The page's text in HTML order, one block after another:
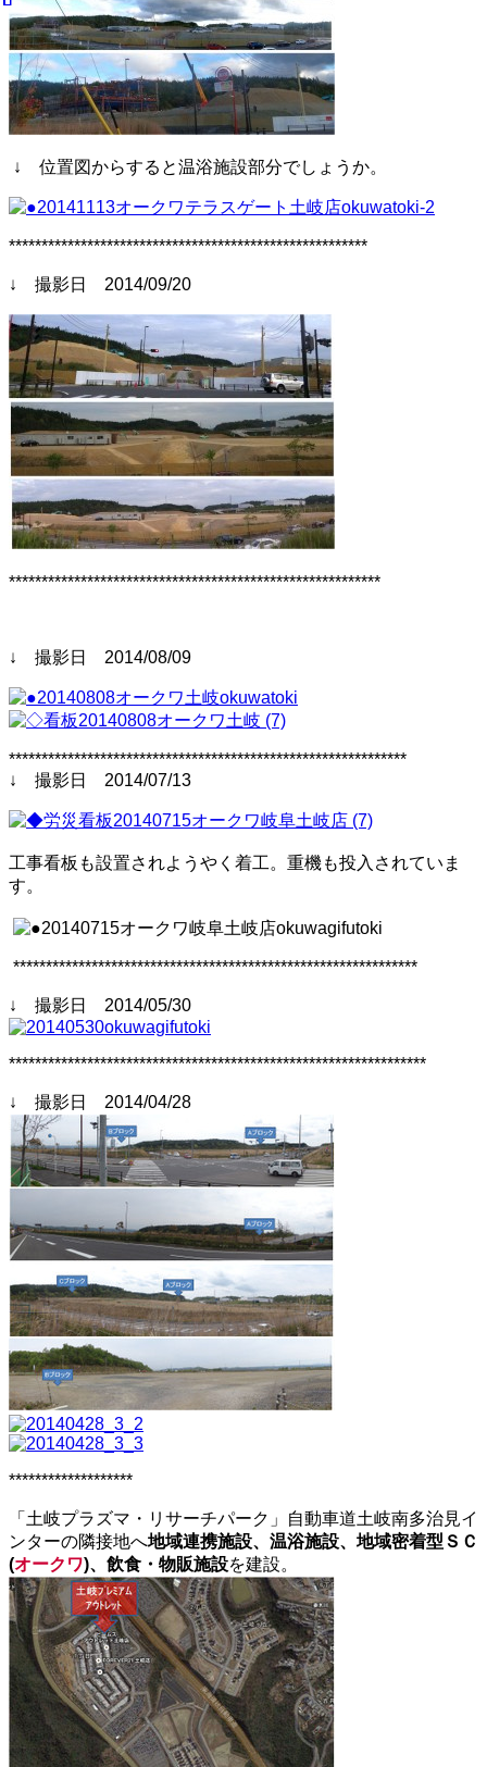
↓ 位置図からすると温浴施設部分でしょうか。
*******************************************************
↓ 撮影日 2014/09/20
*********************************************************
↓ 撮影日 2014/08/09
*************************************************************
↓ 撮影日 2014/07/13
工事看板も設置されようやく着工。重機も投入されていま
す。
**************************************************************
↓ 撮影日 2014/05/30
****************************************************************
↓ 撮影日 2014/04/28
*******************
「土岐プラズマ・リサーチパーク」自動車道土岐南多治見イ
ンターの隣接地へ地域連携施設、温浴施設、地域密着型ＳＣ
(オークワ)、飲食・物販施設を建設。